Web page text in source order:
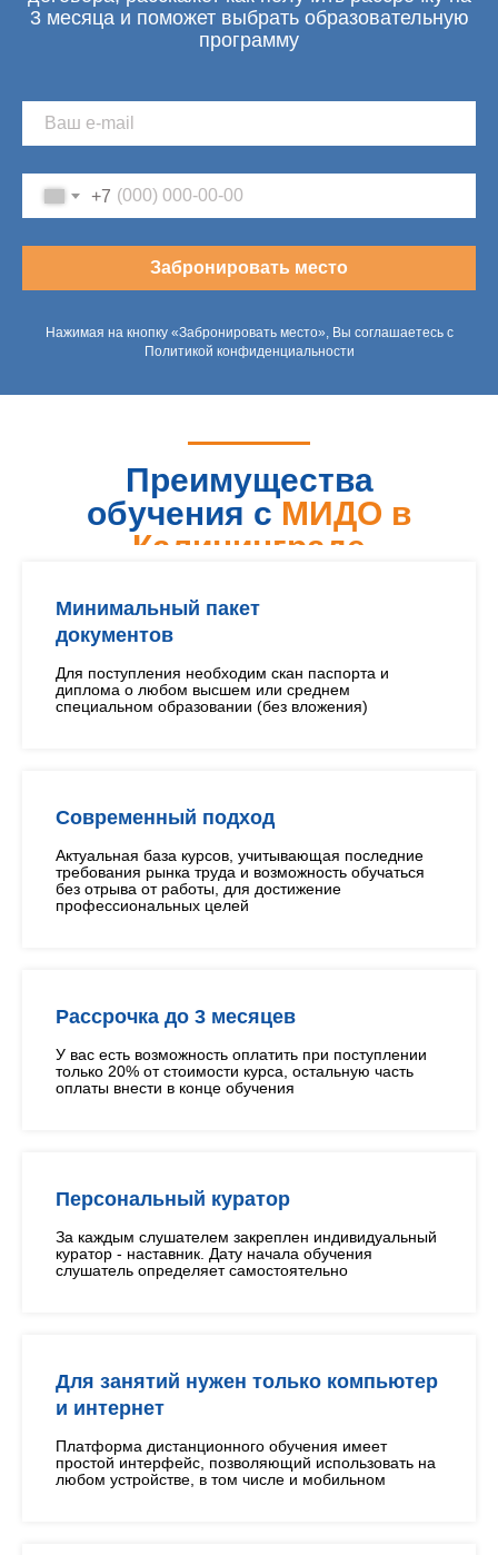
3 месяца и поможет выбрать образовательную
программу
+7
Забронировать место
Нажимая на кнопку «Забронировать место», Вы соглашаетесь с
Политикой конфиденциальности
Преимущества
обучения с МИДО в
Калининграде
Минимальный пакет
документов
Для поступления необходим скан паспорта и
диплома о любом высшем или среднем
специальном образовании (без вложения)
Современный подход
Актуальная база курсов, учитывающая последние
требования рынка труда и возможность обучаться
без отрыва от работы, для достижение
профессиональных целей
Рассрочка до 3 месяцев
У вас есть возможность оплатить при поступлении
только 20% от стоимости курса, остальную часть
оплаты внести в конце обучения
Персональный куратор
За каждым слушателем закреплен индивидуальный
куратор - наставник. Дату начала обучения
слушатель определяет самостоятельно
Для занятий нужен только компьютер
и интернет
Платформа дистанционного обучения имеет
простой интерфейс, позволяющий использовать на
любом устройстве, в том числе и мобильном